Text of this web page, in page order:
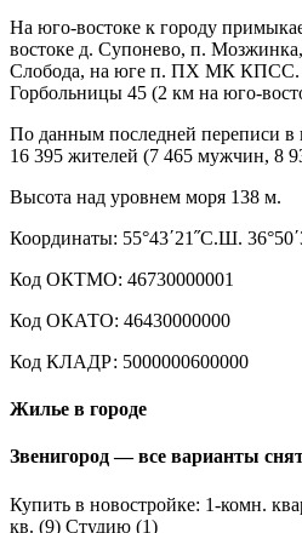
На юго-востоке к городу
востоке д. Супонево, п.
Слобода, на юге п. ПХ МК КПСС.
Горбольницы 45 (2 км на юго-
По данным последней переписи в
16 395 жителей (7 465 мужчин, 8
Высота над уровнем моря 138 м.
Координаты: 55°43΄21˝С.Ш.
Код ОКТМО: 46730000001
Код ОКАТО: 46430000000
Код КЛАДР: 5000000600000
Жилье в городе
Звенигород — все варианты
Купить в новостройке: 1-комн.
кв. (9) Студию (1)